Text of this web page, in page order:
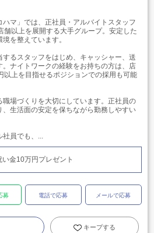
マ」では、正社員・アルバイトスタッフ
舗以上を展開する大手グループ。安定した
を整えています。
るスタッフをはじめ、キャッシャー、送
。ナイトワークの経験をお持ちの方は、店
以上を目指せるポジションでの採用も可能
場づくりを大切にしています。正社員の
生活面の安定を保ちながら勤務しやすい
社員でも、...
い金10万円プレゼント
募 電話で応募 メールで応募
キープする